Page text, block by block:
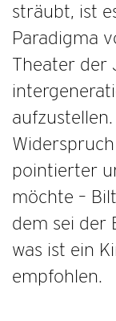
sträubt, ist
Paradigma
Theater der
pointierter
möchte –
dem sei der
was ist ein
empfohlen.